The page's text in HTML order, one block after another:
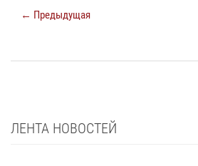
← Предыдущая
ЛЕНТА НОВОСТЕЙ